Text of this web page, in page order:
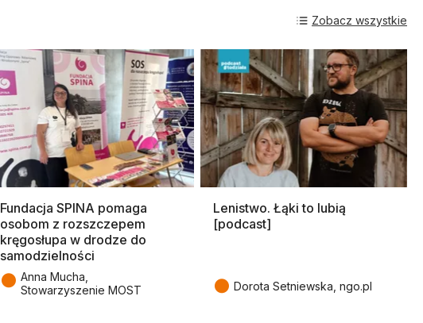
Fundacja SPINA pomaga
osobom z rozszczepem
kręgosłupa w drodze do
samodzielności
● Anna Mucha,
Stowarzyszenie MOST
Lenistwo. Łąki to lubią
[podcast]
● Dorota Setniewska, ngo.pl
Zobacz wszystkie